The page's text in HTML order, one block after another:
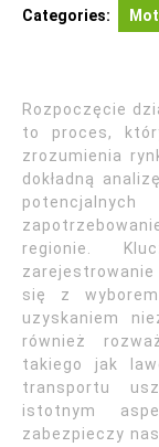
Categories:
Rozpoczęcie
to proces,
zrozumienia
dokładną
regionie.
się z
uzyskaniem
również
takiego jak
transportu
istotnym
zabezpieczy